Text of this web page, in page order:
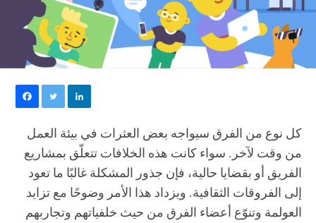
كل نوع من الفرق سيواجه بعض العثرات في بيئة العمل
من وقت لآخر. سواء كانت هذه الخلافات تتعلّق بمشاريع
الفريق أو بقضايا حالية، فإن جذور المشكلة غالبًا ما تعود
إلى الفروقات الثقافية. ويزداد هذا الأمر وضوحًا مع تزايد
العولمة وتنوّع أعضاء الفرق من حيث خلفياتهم وتجاربهم